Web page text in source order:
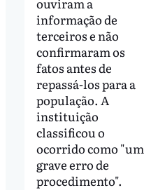
informação de
terceiros e não
confirmaram os
fatos antes de
repassá-los para a
população. A
instituição
classificou o
ocorrido como "um
grave erro de
procedimento".